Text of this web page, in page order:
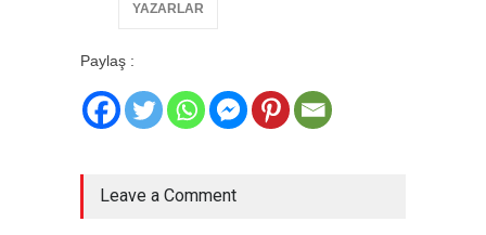
YAZARLAR
Paylaş :
Leave a Comment